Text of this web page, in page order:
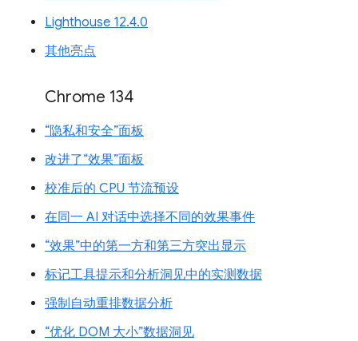
Lighthouse 12.4.0
其他亮点
Chrome 134
“隐私和安全”面板
改进了“效果”面板
校准后的 CPU 节流预设
在同一 AI 对话中选择不同的效果事件
“效果”中的第一方和第三方突出显示
标记工具提示和分析洞见中的实测数据
强制自动重排数据分析
“优化 DOM 大小”数据洞见